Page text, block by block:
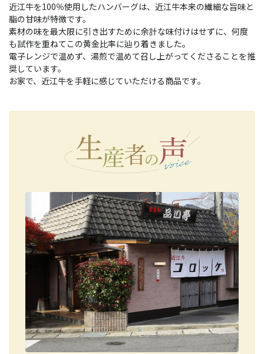
近江牛を100％使用したハンバーグは、近江牛本来の繊細な旨味と
脂の甘味が特徴です。
素材の味を最大限に引き出すために余計な味付けはせずに、何度
も試作を重ねてこの黄金比率に辿り着きました。
電子レンジで温めず、湯煎で温めて召し上がってくださることを推
奨しています。
お家で、近江牛を手軽に感じていただける商品です。